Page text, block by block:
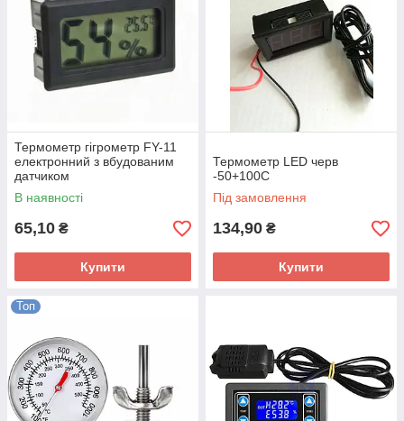
Термометр гігрометр FY-11
електронний з вбудованим
датчиком
В наявності
65,10 ₴
Купити
Термометр LED черв
-50+100C
Під замовлення
134,90 ₴
Купити
Топ